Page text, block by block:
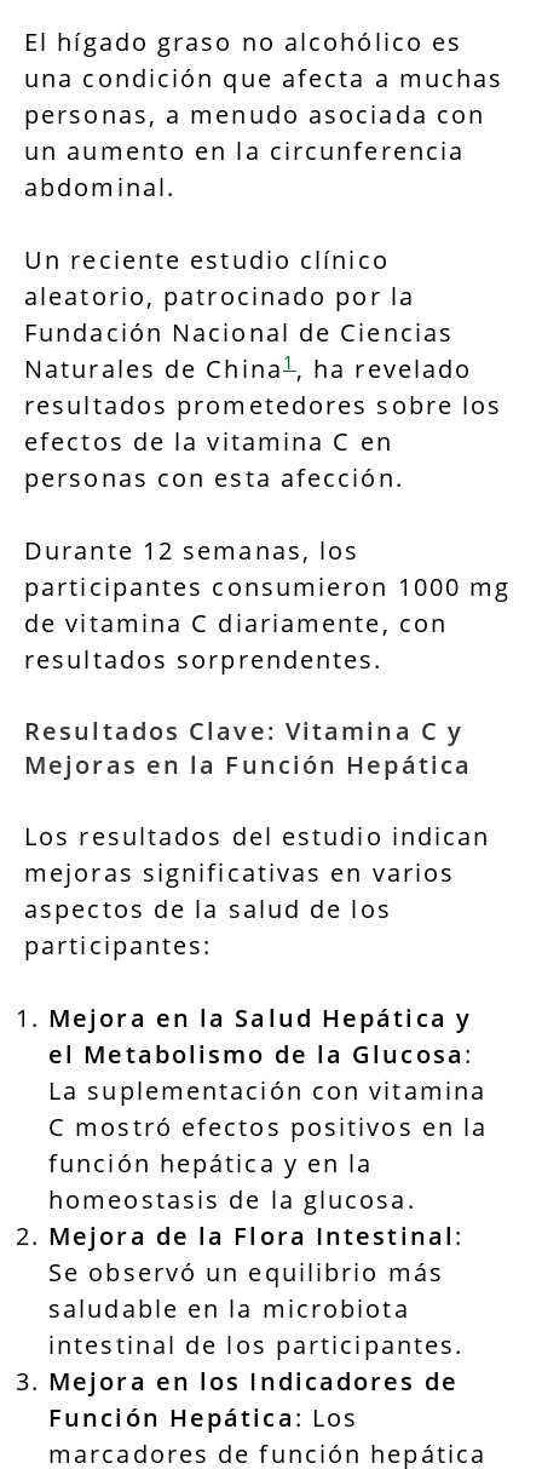
El hígado graso no alcohólico es
una condición que afecta a muchas
personas, a menudo asociada con
un aumento en la circunferencia
abdominal.
Un reciente estudio clínico
aleatorio, patrocinado por la
Fundación Nacional de Ciencias
Naturales de China1 , ha revelado
resultados prometedores sobre los
efectos de la vitamina C en
personas con esta afección.
Durante 12 semanas, los
participantes consumieron 1000 mg
de vitamina C diariamente, con
resultados sorprendentes.
Resultados Clave: Vitamina C y
Mejoras en la Función Hepática
Los resultados del estudio indican
mejoras significativas en varios
aspectos de la salud de los
participantes:
Mejora en la Salud Hepática y
el Metabolismo de la Glucosa:
La suplementación con vitamina
C mostró efectos positivos en la
función hepática y en la
homeostasis de la glucosa.
Mejora de la Flora Intestinal:
Se observó un equilibrio más
saludable en la microbiota
intestinal de los participantes.
Mejora en los Indicadores de
Función Hepática: Los
marcadores de función hepática